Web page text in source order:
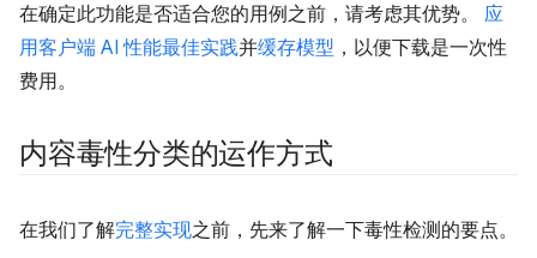
在确定此功能是否适合您的用例之前，请考虑其优势。 应
用客户端 AI 性能最佳实践并缓存模型 ，以便下载是一次性
费用。
内容毒性分类的运作方式
在我们了解完整实现之前，先来了解一下毒性检测的要点。